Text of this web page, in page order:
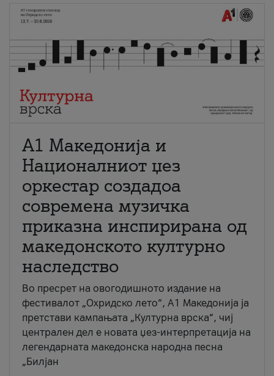
А1 Македонија и
Националниот џез
оркестар создадоа
современа музичка
приказна инспирирана од
македонското културно
наследство
Во пресрет на овогодишното издание на
фестивалот „Охридско лето“, А1 Македонија ја
претстави кампањата „Културна врска“, чиј
централен дел е новата џез-интерпретација на
легендарната македонска народна песна
„Билјан